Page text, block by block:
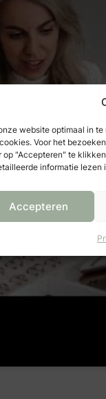
website optimaal in
Voor het
op "Accepteren" te
informatie lezen
Accepteren
te accepteren
in te schakelen